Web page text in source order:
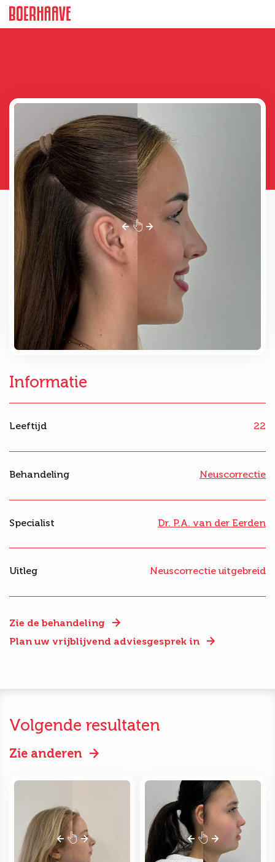
Zie de behandeling
Plan uw vrijblijvend adviesgesprek in
Informatie
Leeftijd 22
Behandeling Neuscorrectie
Specialist Dr. P.A. van der Eerden
Uitleg Neuscorrectie uitgebreid
Volgende resultaten
Zie anderen